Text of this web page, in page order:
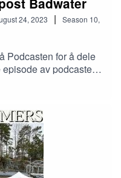
Badwater
24, 2023 | Season 10,
Podcasten for å dele
av podcasten
du vite i
som gjør en
deretter på
alle lyttere som har
- mobil: +47 957 86
på iTunes - viktig